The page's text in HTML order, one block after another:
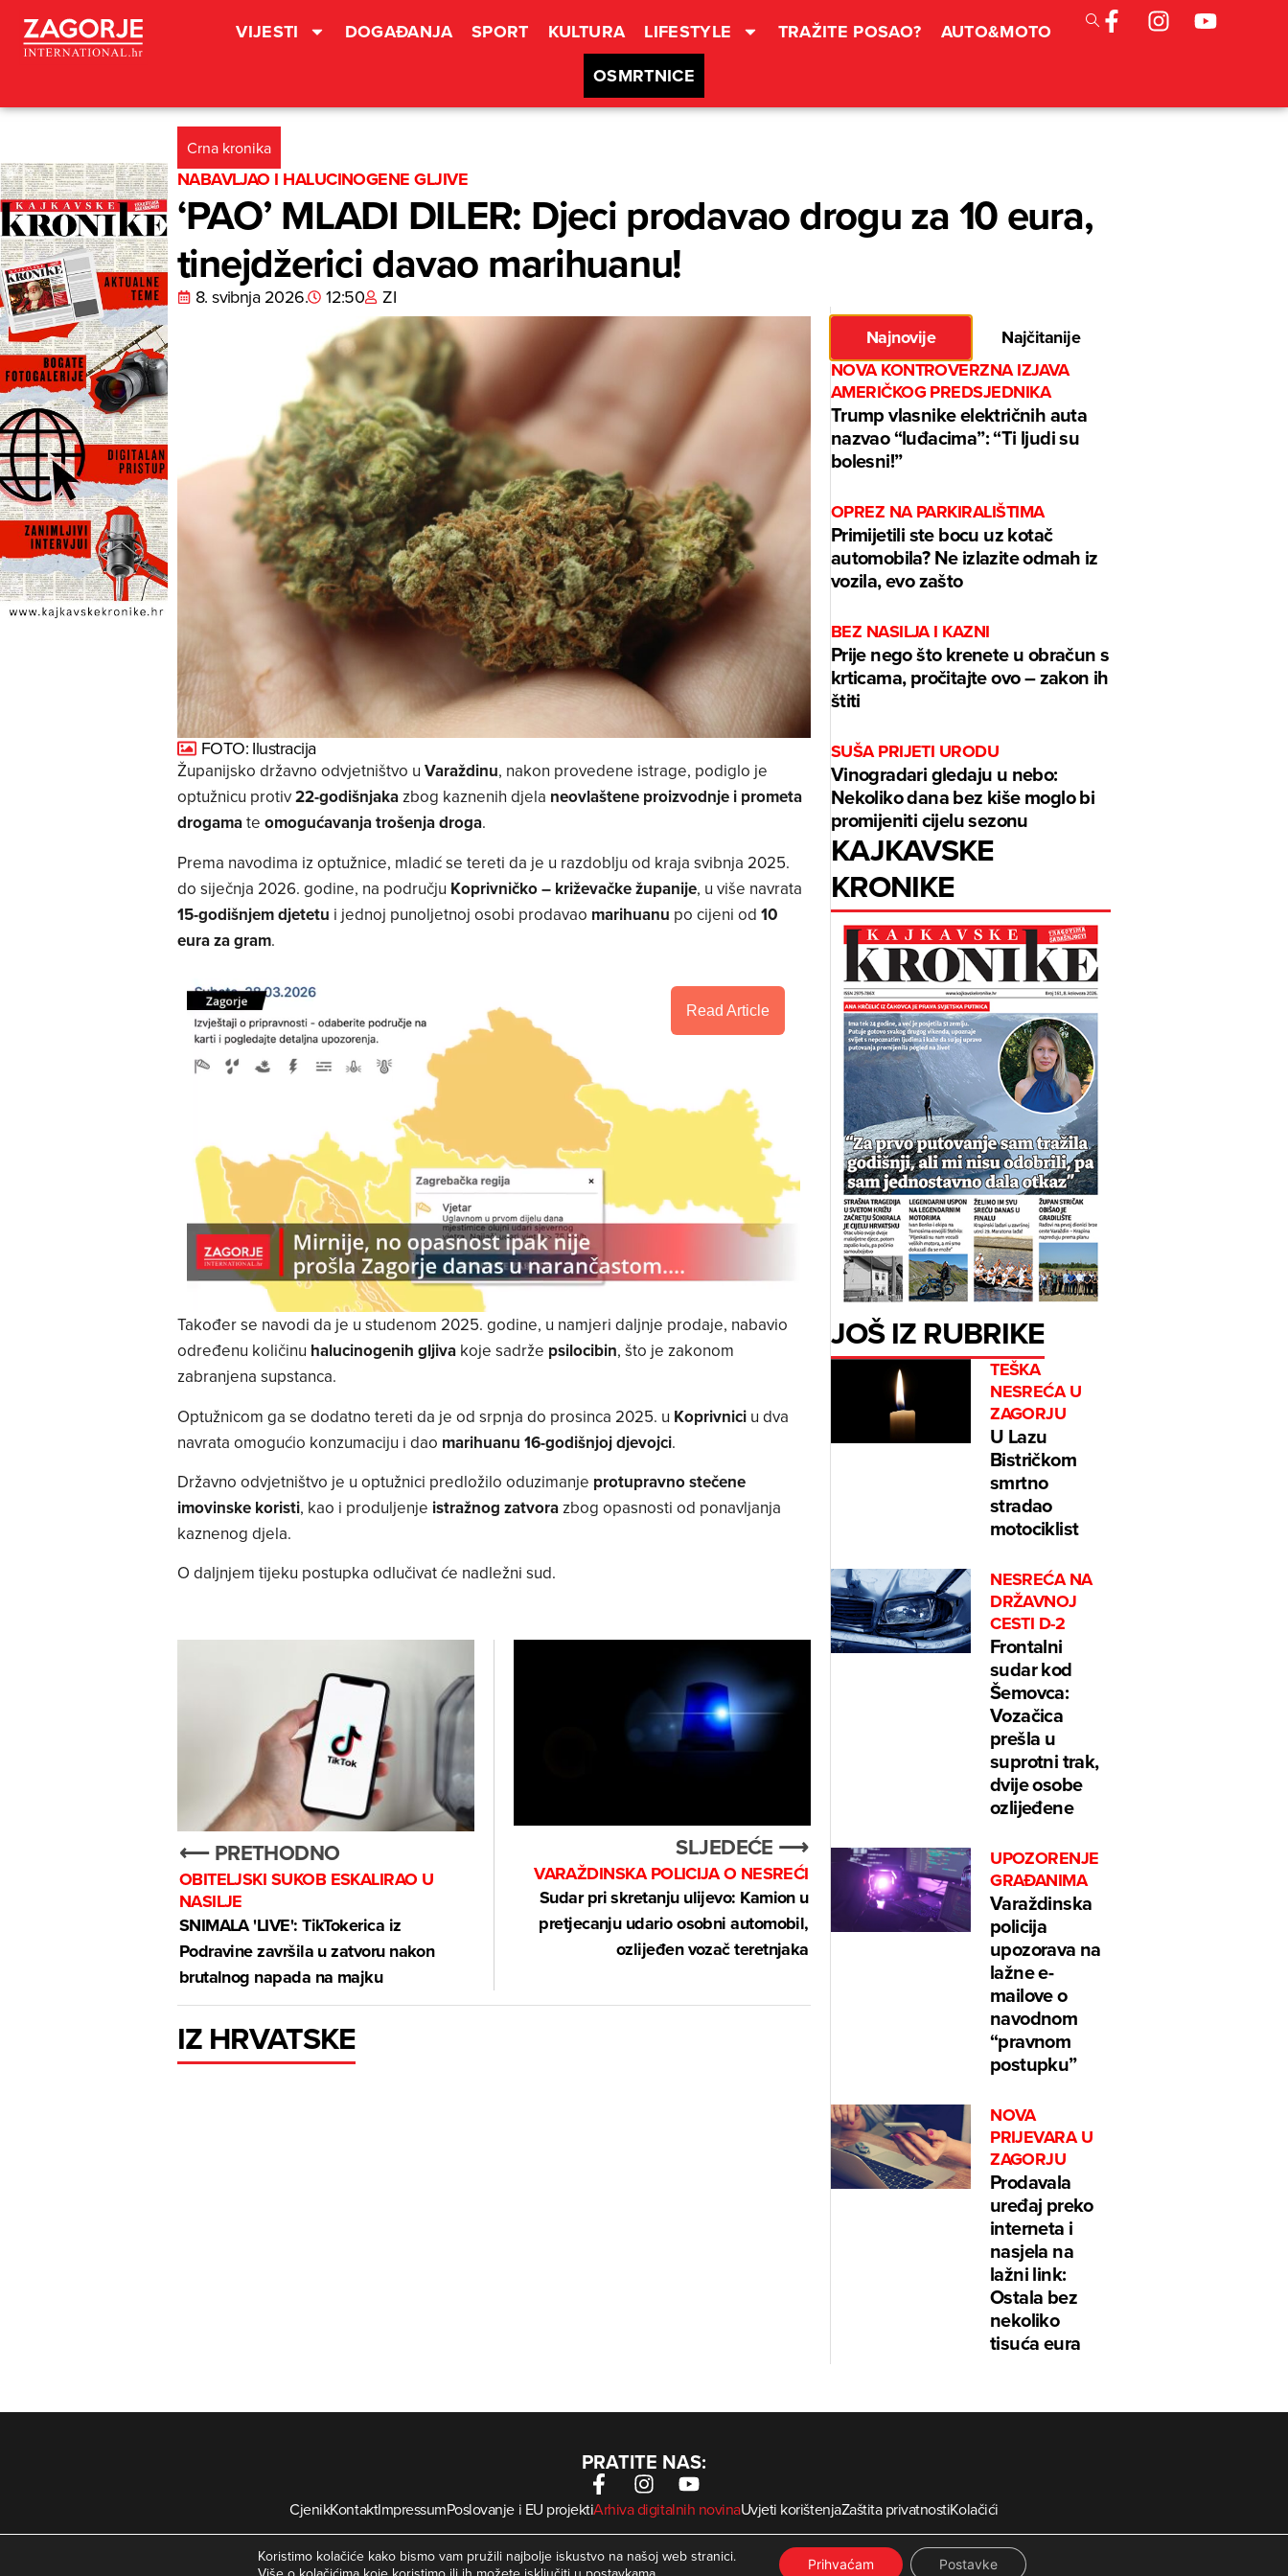
VIJESTI DOGAĐANJA SPORT KULTURA LIFESTYLE TRAŽITE POSAO?
AUTO&MOTO
OSMRTNICE
Crna kronika
NABAVLJAO I HALUCINOGENE GLJIVE
‘PAO’ MLADI DILER: Djeci prodavao drogu za 10 eura,
tinejdžerici davao marihuanu!
8. svibnja 2026. 12:50 ZI
FOTO: Ilustracija
Županijsko državno odvjetništvo u Varaždinu, nakon provedene istrage, podiglo je
optužnicu protiv22-godišnjakazbog kaznenih djela neovlaštene proizvodnje i prometa
drogamate omogućavanja trošenja droga.
Prema navodima iz optužnice, mladić se tereti da je u razdoblju od kraja svibnja 2025.
do siječnja 2026. godine, na području Koprivničko – križevačke županije, u više navrata
15-godišnjem djetetu i jednoj punoljetnoj osobi prodavao marihuanu po cijeni od 10
eura za gram.
Read Article
Također se navodi da je u studenom 2025. godine, u namjeri daljnje prodaje, nabavio
određenu količinu halucinogenih gljivakoje sadrže psilocibin, što je zakonom
zabranjena supstanca.
Optužnicom ga se dodatno tereti da je od srpnja do prosinca 2025. u Koprivniciu dva
navrata omogućio konzumaciju i dao marihuanu 16-godišnjoj djevojci.
Državno odvjetništvo je u optužnici predložilo oduzimanje protupravno stečene
imovinske koristi, kao i produljenje istražnog zatvorazbog opasnosti od ponavljanja
kaznenog djela.
O daljnjem tijeku postupka odlučivat će nadležni sud.
⟵ PRETHODNO
OBITELJSKI SUKOB ESKALIRAO U
NASILJE
SNIMALA 'LIVE': TikTokerica iz
Podravine završila u zatvoru nakon
brutalnog napada na majku
SLJEDEĆE ⟶
VARAŽDINSKA POLICIJA O NESREĆI
Sudar pri skretanju ulijevo: Kamion u
pretjecanju udario osobni automobil,
ozlijeđen vozač teretnjaka
IZ HRVATSKE
Najnovije
Najčitanije
NOVA KONTROVERZNA IZJAVA
AMERIČKOG PREDSJEDNIKA
Trump vlasnike električnih auta
nazvao “luđacima”: “Ti ljudi su
bolesni!”
OPREZ NA PARKIRALIŠTIMA
Primijetili ste bocu uz kotač
automobila? Ne izlazite odmah iz
vozila, evo zašto
BEZ NASILJA I KAZNI
Prije nego što krenete u obračun s
krticama, pročitajte ovo – zakon ih
štiti
SUŠA PRIJETI URODU
Vinogradari gledaju u nebo:
Nekoliko dana bez kiše moglo bi
promijeniti cijelu sezonu
KAJKAVSKE
KRONIKE
JOŠ IZ RUBRIKE
TEŠKA
NESREĆA U
ZAGORJU
U Lazu
Bistričkom
smrtno
stradao
motociklist
NESREĆA NA
DRŽAVNOJ
CESTI D-2
Frontalni
sudar kod
Šemovca:
Vozačica
prešla u
suprotni trak,
dvije osobe
ozlijeđene
UPOZORENJE
GRAĐANIMA
Varaždinska
policija
upozorava na
lažne e-
mailove o
navodnom
“pravnom
postupku”
NOVA
PRIJEVARA U
ZAGORJU
Prodavala
uređaj preko
interneta i
nasjela na
lažni link:
Ostala bez
nekoliko
tisuća eura
PRATITE NAS:
CjenikKontaktImpressumPoslovanje i EU projektiArhiva digitalnih novinaUvjeti korištenjaZaštita privatnostiKolačići
© Zagorje International – Sva prava pridržana | Developed bykrMedia
Koristimo kolačiće kako bismo vam pružili najbolje iskustvo na našoj web stranici.
Prihvaćam Postavke